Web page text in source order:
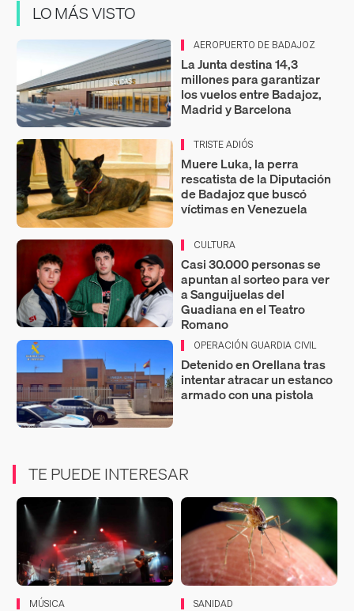
LO MÁS VISTO
AEROPUERTO DE BADAJOZ
La Junta destina 14,3
millones para garantizar
los vuelos entre Badajoz,
Madrid y Barcelona
TRISTE ADIÓS
Muere Luka, la perra
rescatista de la Diputación
de Badajoz que buscó
víctimas en Venezuela
CULTURA
Casi 30.000 personas se
apuntan al sorteo para ver
a Sanguijuelas del
Guadiana en el Teatro
Romano
OPERACIÓN GUARDIA CIVIL
Detenido en Orellana tras
intentar atracar un estanco
armado con una pistola
TE PUEDE INTERESAR
MÚSICA SANIDAD